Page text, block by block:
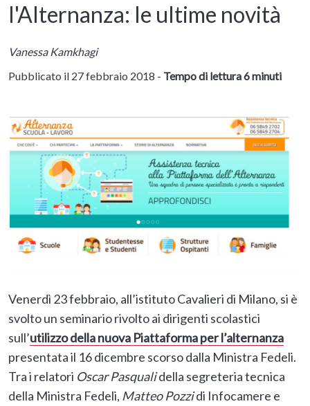
l'Alternanza: le ultime novità
Vanessa Kamkhagi
Pubblicato il 27 febbraio 2018 - Tempo di lettura 6 minuti
Venerdì 23 febbraio, all’istituto Cavalieri di Milano, si è
svolto un seminario rivolto ai dirigenti scolastici
sull’utilizzo della nuova Piattaforma per l’alternanza
presentata il 16 dicembre scorso dalla Ministra Fedeli.
Tra i relatori Oscar Pasqualidella segreteria tecnica
della Ministra Fedeli, Matteo Pozzidi Infocamere e